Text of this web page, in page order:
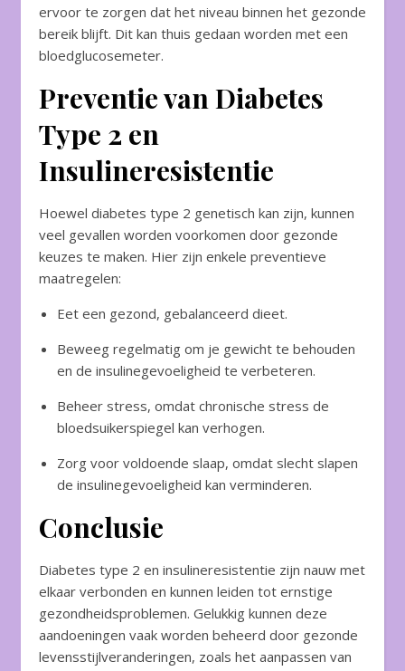
ervoor te zorgen dat het niveau binnen het gezonde
bereik blijft. Dit kan thuis gedaan worden met een
bloedglucosemeter.
Preventie van Diabetes
Type 2 en
Insulineresistentie
Hoewel diabetes type 2 genetisch kan zijn, kunnen
veel gevallen worden voorkomen door gezonde
keuzes te maken. Hier zijn enkele preventieve
maatregelen:
Eet een gezond, gebalanceerd dieet.
Beweeg regelmatig om je gewicht te behouden
en de insulinegevoeligheid te verbeteren.
Beheer stress, omdat chronische stress de
bloedsuikerspiegel kan verhogen.
Zorg voor voldoende slaap, omdat slecht slapen
de insulinegevoeligheid kan verminderen.
Conclusie
Diabetes type 2 en insulineresistentie zijn nauw met
elkaar verbonden en kunnen leiden tot ernstige
gezondheidsproblemen. Gelukkig kunnen deze
aandoeningen vaak worden beheerd door gezonde
levensstijlveranderingen, zoals het aanpassen van